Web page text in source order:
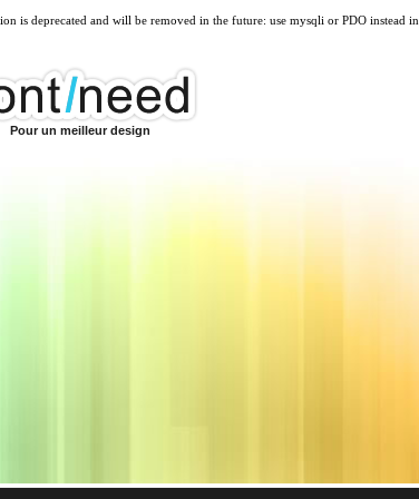
is deprecated and will be removed in the future: use mysqli or PDO instead in
Pour un meilleur design